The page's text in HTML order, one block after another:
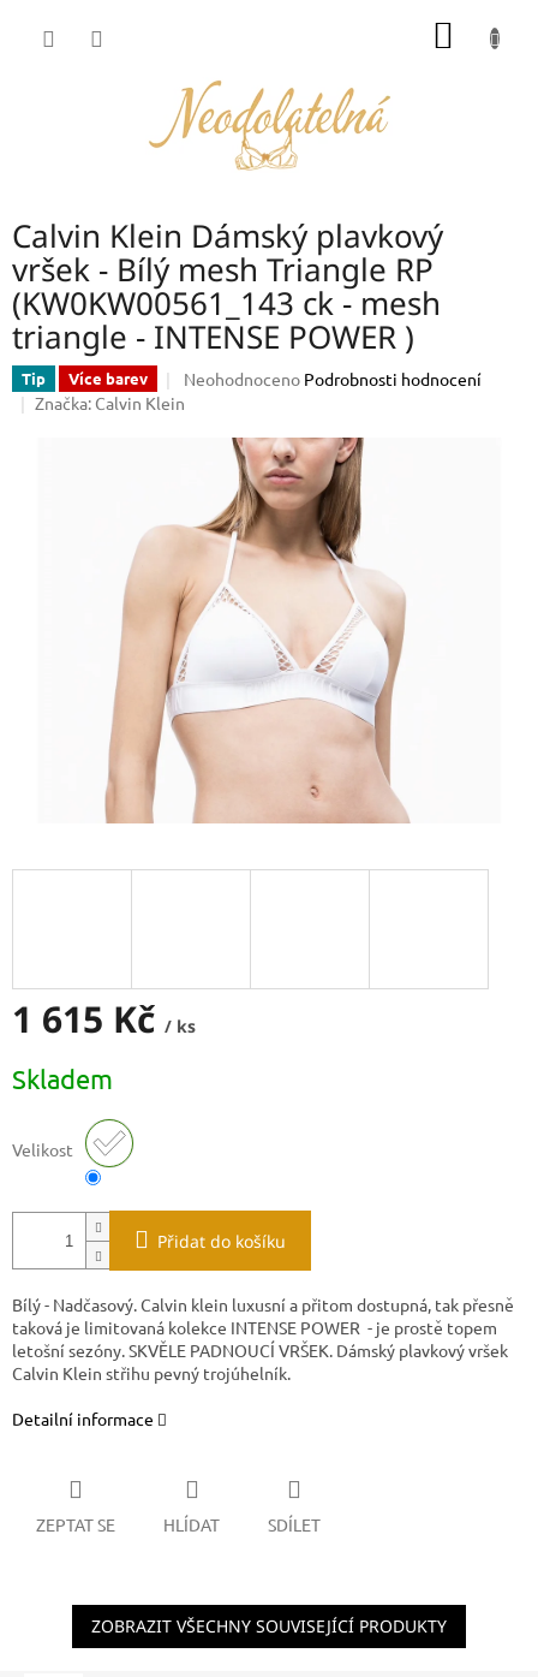
Calvin Klein Dámský plavkový
vršek - Bílý mesh Triangle RP
(KW0KW00561_143 ck - mesh
triangle - INTENSE POWER )
Tip Více barev
Průměrné
hodnocení
hvězdiček.
Neohodnoceno Podrobnosti hodnocení
Značka: Calvin Klein
1 615 Kč / ks
cena:
Skladem
Velikost
Přidat do košíku
Bílý - Nadčasový. Calvin klein luxusní a přitom dostupná, tak přesně
taková je limitovaná kolekce INTENSE POWER - je prostě topem
letošní sezóny. SKVĚLE PADNOUCÍ VRŠEK. Dámský plavkový vršek
Calvin Klein střihu pevný trojúhelník.
Detailní informace
ZEPTAT SE HLÍDAT SDÍLET
ZOBRAZIT VŠECHNY SOUVISEJÍCÍ PRODUKTY